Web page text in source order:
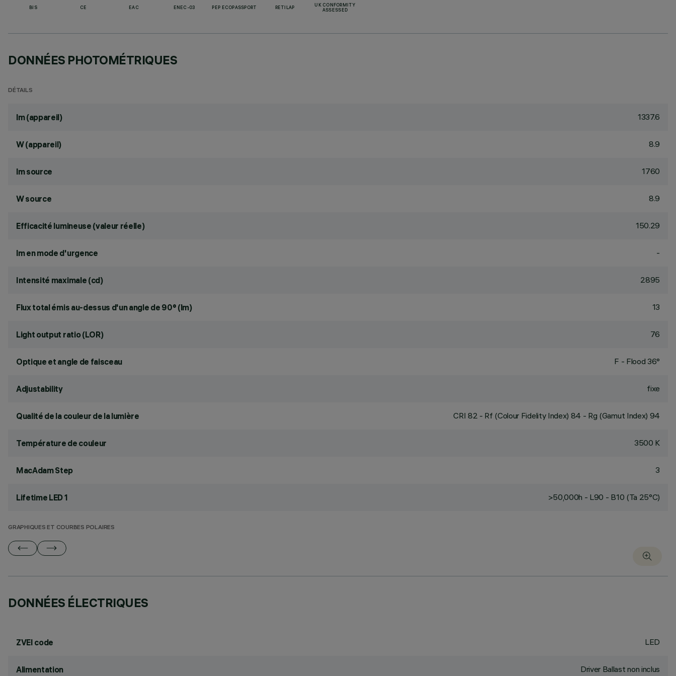
BIS CE EAC ENEC-03 PEP ECOPASSPORT RETILAP
UK CONFORMITY
ASSESSED
DONNÉES PHOTOMÉTRIQUES
DÉTAILS
lm (appareil) 1337.6
W (appareil) 8.9
lm source 1760
W source 8.9
Efficacité lumineuse (valeur réelle) 150.29
lm en mode d'urgence -
Intensité maximale (cd) 2895
Flux total émis au-dessus d'un angle de 90° (lm) 13
Light output ratio (LOR) 76
Optique et angle de faisceau F - Flood 36°
Adjustability fixe
Qualité de la couleur de la lumière CRI 82 - Rf (Colour Fidelity Index) 84 - Rg (Gamut Index) 94
Température de couleur 3500 K
MacAdam Step 3
Lifetime LED 1 >50,000h - L90 - B10 (Ta 25°C)
GRAPHIQUES ET COURBES POLAIRES
DONNÉES ÉLECTRIQUES
ZVEI code LED
Alimentation Driver Ballast non inclus